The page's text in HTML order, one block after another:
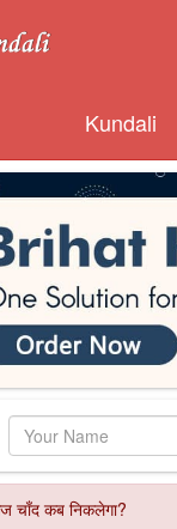
Kundali
Name
चाँद कब निकलेगा?